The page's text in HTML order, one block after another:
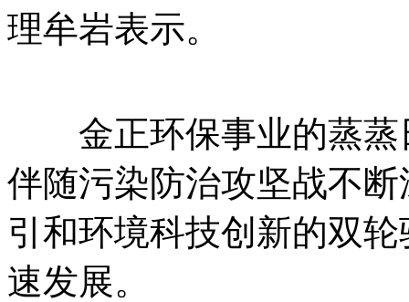
理牟岩表示。
金正环保事业的蒸蒸
伴随污染防治攻坚战不
引和环境科技创新的双
速发展。